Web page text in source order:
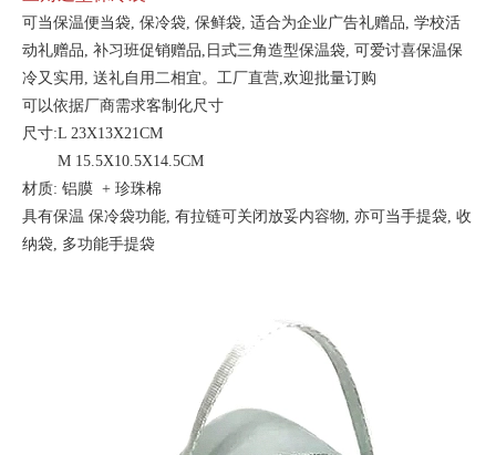
可当保温便当袋, 保冷袋, 保鲜袋, 适合为企业广告礼赠品, 学校活
动礼赠品, 补习班促销赠品,日式三角造型保温袋, 可爱讨喜保温保
冷又实用, 送礼自用二相宜。工厂直营,欢迎批量订购
可以依据厂商需求客制化尺寸
尺寸:L 23X13X21CM
M 15.5X10.5X14.5CM
材质: 铝膜 + 珍珠棉
具有保温 保冷袋功能, 有拉链可关闭放妥内容物, 亦可当手提袋, 收
纳袋, 多功能手提袋